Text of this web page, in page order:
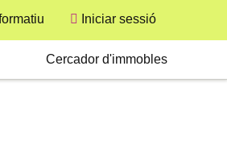
User
Iniciar sessió
Cercador d'immobles